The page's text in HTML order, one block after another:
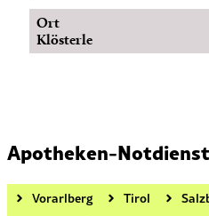
Ort
Klösterle
Apotheken-
Vorarlberg Tirol